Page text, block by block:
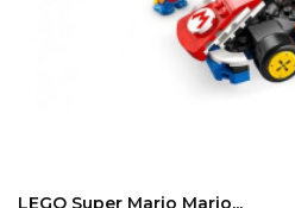
LEGO Super Mario Mario...